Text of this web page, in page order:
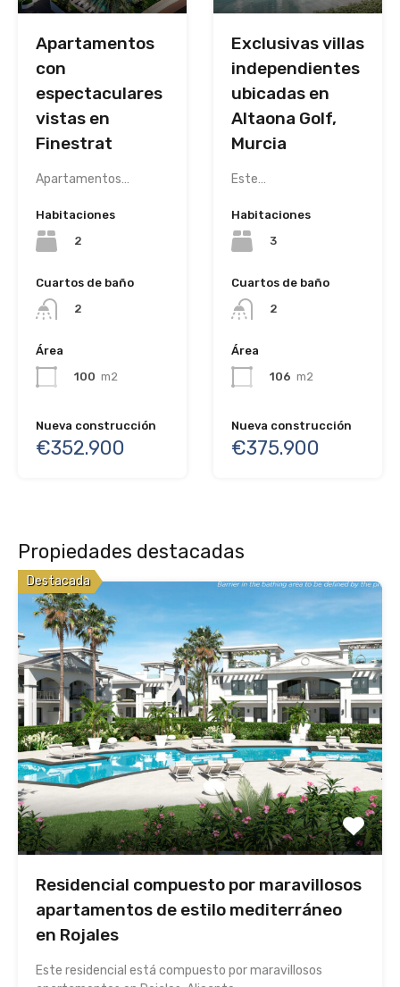
Apartamentos
con
espectaculares
vistas en
Finestrat
Apartamentos…
Habitaciones
2
Cuartos de baño
2
Área
100 m2
Nueva construcción
€352.900
Exclusivas villas
independientes
ubicadas en
Altaona Golf,
Murcia
Este…
Habitaciones
3
Cuartos de baño
2
Área
106 m2
Nueva construcción
€375.900
Propiedades destacadas
Destacada
Residencial compuesto por maravillosos
apartamentos de estilo mediterráneo
en Rojales
Este residencial está compuesto por maravillosos